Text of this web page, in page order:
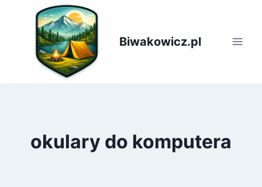
Biwakowicz.pl
okulary do komputera